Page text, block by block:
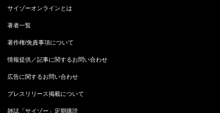
サイゾーオンラインとは
著者一覧
著作権/免責事項について
情報提供／記事に関するお問い合わせ
広告に関するお問い合わせ
プレスリリース掲載について
雑誌「サイゾー」定期購読